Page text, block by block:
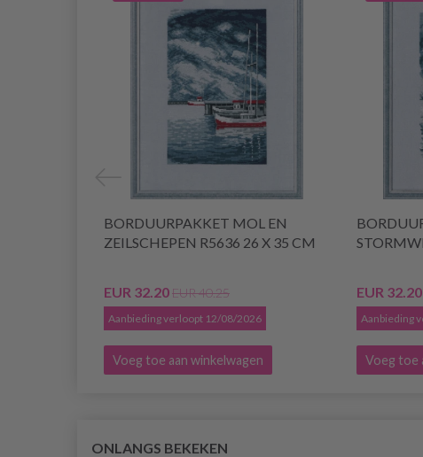
BORDUURPAKKET MOL EN
ZEILSCHEPEN R5636 26 X 35 CM
EUR 32.20EUR 40.25
Aanbieding verloopt 12/08/2026
Voeg toe aan winkelwagen
EUR 32.20
Aanbieding
Voeg toe
ONLANGS BEKEKEN